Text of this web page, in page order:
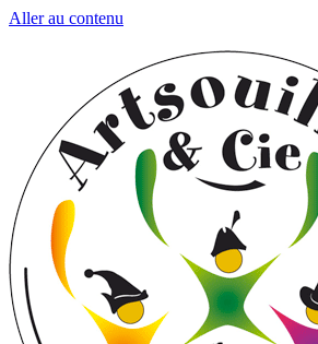
Aller au contenu